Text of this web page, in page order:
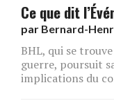
Ce que dit
par Bernard-
BHL, qui se
guerre, poursuit
implications du